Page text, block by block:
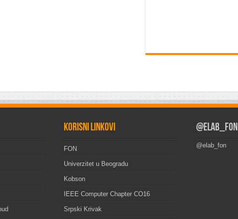
Korisni linkovi
FON
Univerzitet u Beogradu
Kobson
IEEE Computer Chapter CO16
Srpski Krivak
@elab_fon
@elab_fon